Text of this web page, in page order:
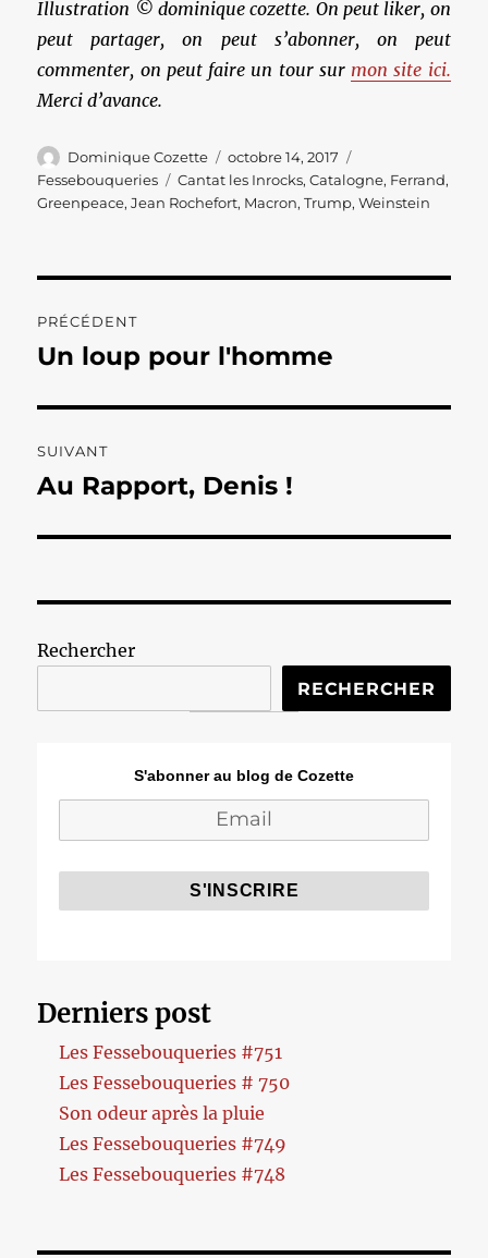
Illustration © dominique cozette. On peut liker, on
peut partager, on peut s’abonner, on peut
commenter, on peut faire un tour sur mon site ici.
Merci d’avance.
Auteur
Dominique Cozette
Publié
le
octobre 14, 2017
Fessebouqueries
Étiquettes
Cantat les Inrocks,Catalogne, Ferrand,
Greenpeace,Jean Rochefort, Macron,Trump,Weinstein
de
PRÉCÉDENT
Publication
Un loup pour l'homme
SUIVANT
Publication
Au Rapport, Denis !
Rechercher
RECHERCHER
S'abonner au blog de Cozette
Derniers post
Les Fessebouqueries #751
Les Fessebouqueries # 750
Son odeur après la pluie
Les Fessebouqueries #749
Les Fessebouqueries #748